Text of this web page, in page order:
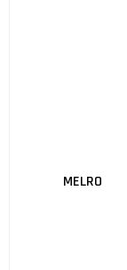
MELRO